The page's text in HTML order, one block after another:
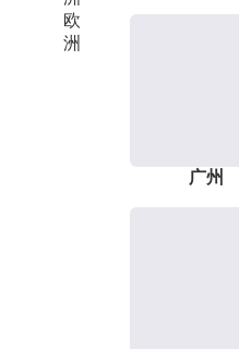
欧
洲
广州